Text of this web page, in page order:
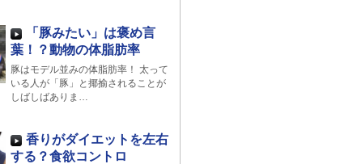
「豚みたい」は褒め言
葉！？動物の体脂肪率
豚はモデル並みの体脂肪率！ 太って
いる人が「豚」と揶揄されることが
しばしばありま…
香りがダイエットを左右
する？食欲コントロ